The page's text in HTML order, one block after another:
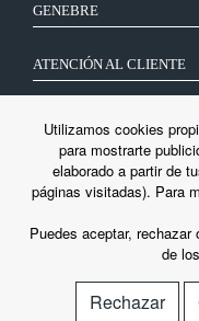
GENEBRE
ATENCIÓN AL CLIENTE
LEGAL
Utilizamos cookies
para mostrarte
elaborado a partir de
páginas visitadas). Para
Puedes aceptar,
de
Rechazar